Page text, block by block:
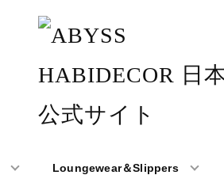
Loungewear＆Slippers